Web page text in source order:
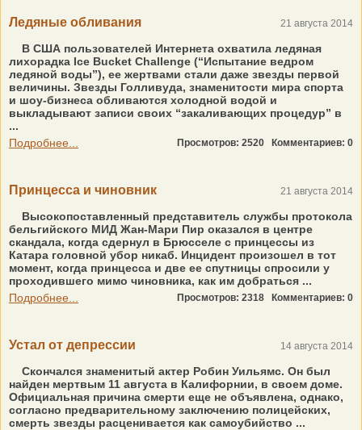
Ледяные обливания 21 августа 2014
В США пользователей Интернета охватила ледяная
лихорадка Ice Bucket Challenge (“Испытание ведром
ледяной воды”), ее жертвами стали даже звезды первой
величины. Звезды Голливуда, знаменитости мира спорта
и шоу-бизнеса обливаются холодной водой и
выкладывают записи своих “закаливающих процедур” в
...
Подробнее...
Просмотров: 2520 Комментариев: 0
Принцесса и чиновник 21 августа 2014
Высокопоставленный представитель службы протокола
бельгийского МИД Жан-Мари Пир оказался в центре
скандала, когда сдернул в Брюсселе с принцессы из
Катара головной убор никаб. Инцидент произошел в тот
момент, когда принцесса и две ее спутницы спросили у
проходившего мимо чиновника, как им добраться ...
Подробнее...
Просмотров: 2318 Комментариев: 0
Устал от депрессии 14 августа 2014
Скончался знаменитый актер Робин Уильямс. Он был
найден мертвым 11 августа в Калифорнии, в своем доме.
Официальная причина смерти еще не объявлена, однако,
согласно предварительному заключению полицейских,
смерть звезды расценивается как самоубийство ...